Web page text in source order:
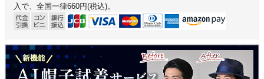
入で、全国一律660円(税込)。